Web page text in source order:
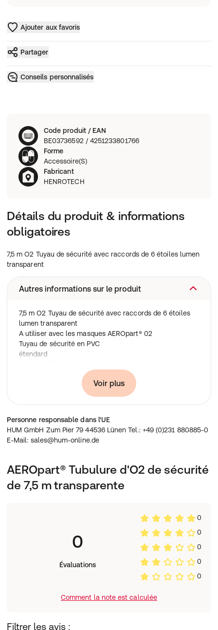
Ajouter aux favoris
Partager
Conseils personnalisés
Code produit / EAN
BE03736592 / 4251233801766
Forme
Accessoire(S)
Fabricant
HENROTECH
Détails du produit & informations
obligatoires
7,5 m O2 Tuyau de sécurité avec raccords de 6 étoiles lumen
transparent
Autres informations sur le produit
7,5 m O2 Tuyau de sécurité avec raccords de 6 étoiles
lumen transparent
A utiliser avec les masques AEROpart® 02
Tuyau de sécurité en PVC
étendard
Voir plus
Personne responsable dans l'UE
HUM GmbH Zum Pier 79 44536 Lünen Tel.: +49 (0)231 880885-0
E-Mail: sales@hum-online.de
AEROpart® Tubulure d'O2 de sécurité
de 7,5 m transparente
0
Évaluations
0
0
0
0
0
Comment la note est calculée
Filtrer les avis :